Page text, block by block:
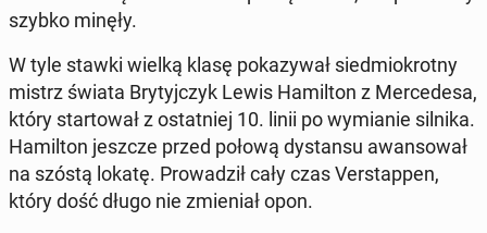
szybko minęły.
W tyle stawki wielką klasę po­ka­zy­wał sied­mio­krot­ny
mistrz świata Bry­tyj­czyk Lewis Ha­mil­ton z Mer­ce­de­sa,
który star­to­wał z ostat­niej 10. linii po wy­mia­nie silnika.
Ha­mil­ton jeszcze przed połową dy­stan­su awan­so­wał
na szóstą lokatę. Pro­wa­dził cały czas Ver­stap­pen,
który dość długo nie zmie­niał opon.